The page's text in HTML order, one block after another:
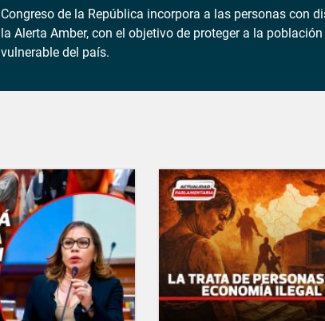
Congreso de la República incorpora a las personas con
la Alerta Amber, con el objetivo de proteger a la
vulnerable del país.